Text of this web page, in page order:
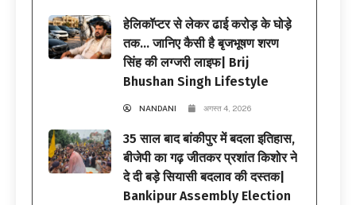
हेलिकॉप्टर से लेकर ढाई करोड़ के घोड़े
तक… जानिए कैसी है बृजभूषण शरण
सिंह की लग्जरी लाइफ| Brij
Bhushan Singh Lifestyle
NANDANI अगस्त 4, 2026
35 साल बाद बांकीपुर में बदला इतिहास,
बीजेपी का गढ़ जीतकर प्रशांत किशोर ने
दे दी बड़े सियासी बदलाव की दस्तक|
Bankipur Assembly Election